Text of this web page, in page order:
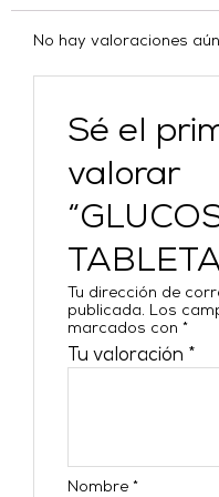
No hay valoraciones
Sé el
valorar
Tu dirección de
publicada. Los
marcados con*
Tu valoración *
Nombre*